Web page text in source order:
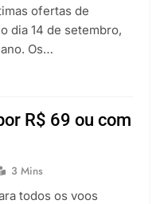
ofertas de
dia 14 de setembro,
Os…
R$ 69 ou com
3 Mins
todos os voos